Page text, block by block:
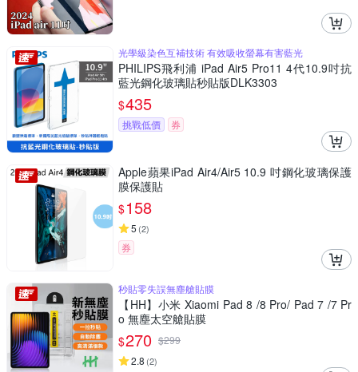
光學級染色互補技術 有效吸收螢幕有害藍光
PHILIPS飛利浦 iPad Air5 Pro11 4代10.9吋抗
藍光鋼化玻璃貼秒貼版DLK3303
$435
挑戰低價 券
Apple蘋果iPad Air4/Air5 10.9 吋鋼化玻璃保護
膜保護貼
$158
5 (2)
券
秒貼零失誤無塵艙貼膜
【HH】小米 Xiaomi Pad 8 /8 Pro/ Pad 7 /7 Pr
o 無塵太空艙貼膜
$270 $299
2.8 (2)